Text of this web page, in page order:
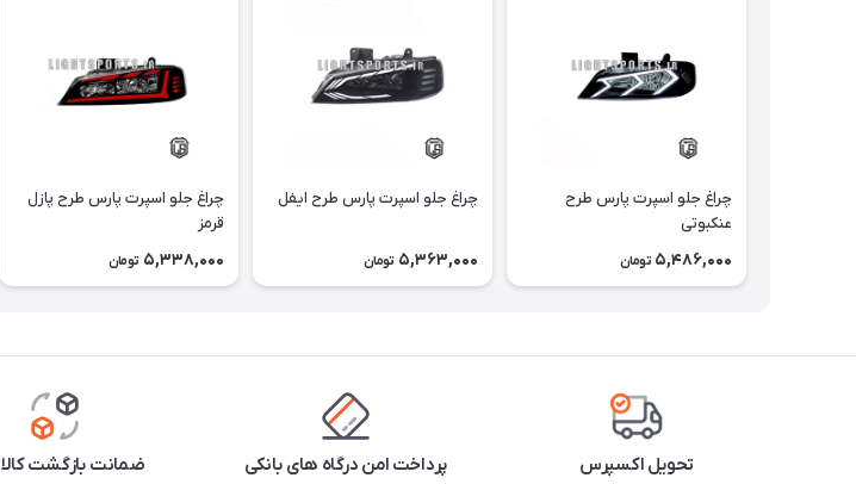
چراغ جلو اسپرت پارس طرح
عنکبوتی
5,486,000 تومان
چراغ جلو اسپرت پارس طرح ایفل
5,363,000 تومان
چراغ جلو اسپرت پارس طرح پازل
قرمز
5,338,000 تومان
تحویل اکسپرس پرداخت امن درگاه های بانکی ضمانت بازگشت کالا 7روز